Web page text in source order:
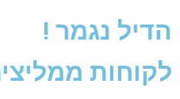
הדיל נגמר !
לקוחות